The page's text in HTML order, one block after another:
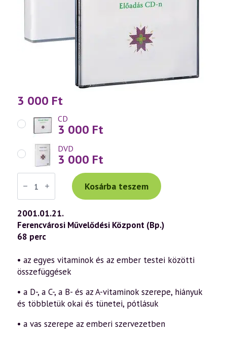
3 000 Ft
CD
3 000 Ft
DVD
3 000 Ft
Váradi
Tibor
előadás
(180)
—
Ortomolekuláris
medicina
4.
rész
Vas
(2001.01.21.)
mennyiség
Kosárba teszem
2001.01.21.
Ferencvárosi Művelődési Központ (Bp.)
68 perc
• az egyes vitaminok és az ember testei közötti
összefüggések
• a D-, a C-, a B- és az A-vitaminok szerepe, hiányuk
és többletük okai és tünetei, pótlásuk
• a vas szerepe az emberi szervezetben